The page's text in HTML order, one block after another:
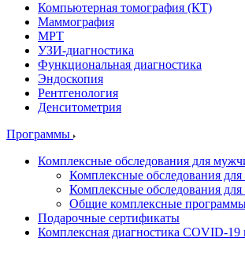
Компьютерная томография (КТ)
Маммография
МРТ
УЗИ-диагностика
Функциональная диагностика
Эндоскопия
Рентгенология
Денситометрия
Программы
Комплексные обследования для
Комплексные обследования
Комплексные обследования
Общие комплексные
Подарочные сертификаты
Комплексная диагностика COVID-